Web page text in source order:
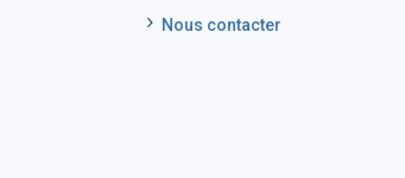
Nous contacter